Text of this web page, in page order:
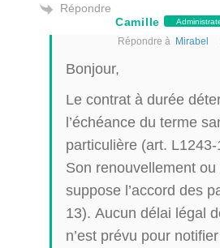
Répondre
Camille
Répondre à Mirabel
Bonjour,
Le contrat à durée
l’échéance du terme
particulière (art.
Son renouvellement
suppose l’accord des
13). Aucun délai légal
n’est prévu pour